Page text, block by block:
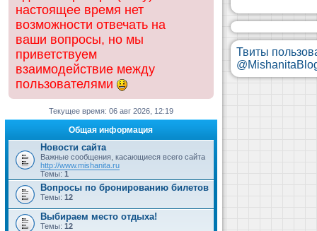
настоящее время нет
возможности отвечать на
ваши вопросы, но мы
приветствуем
взаимодействие между
пользователями
Текущее время: 06 авг 2026, 12:19
Общая информация
Новости сайта
Важные сообщения, касающиеся всего сайта
http://www.mishanita.ru
Темы: 1
Вопросы по бронированию билетов
Темы: 12
Выбираем место отдыха!
Темы: 12
Твиты